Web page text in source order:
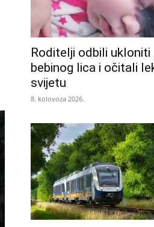
Roditelji odbili ukloniti
bebinog lica i očitali
svijetu
8. kolovoza 2026.